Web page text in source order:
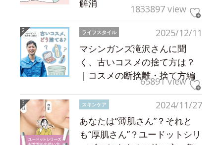
解消
1833897 view
2025/12/11
ライフスタイル
マシンガンズ滝沢さんに聞
く、古いコスメの捨て方は？
｜コスメの断捨離・捨て方編
65891 view
2024/11/27
スキンケア
あなたは“薄肌さん”？それと
も“厚肌さん”？ユードットシリ